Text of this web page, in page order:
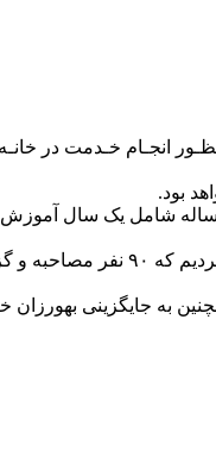
افـراد واجد شـرایط را در سـال جـاری بـه
بود.
دو ساله شامل یک سال
به جایگزینی بهورزان